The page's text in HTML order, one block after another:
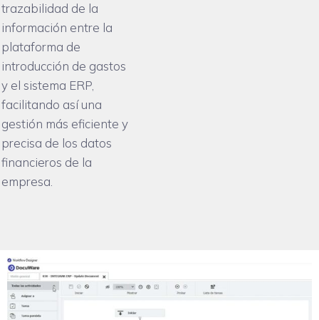
trazabilidad de la
información entre la
plataforma de
introducción de gastos
y el sistema ERP,
facilitando así una
gestión más eficiente y
precisa de los datos
financieros de la
empresa.